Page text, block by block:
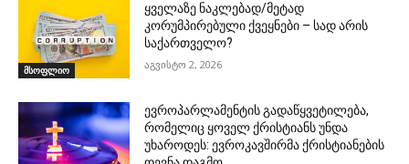
მსოფლიო
ყველაზე ნაკლებად/მეტად
კორუმპირებული ქვეყნები – სად არის
საქართველო?
აგვისტო 2, 2026
ევროპარლამენტის გადაწყვეტილება,
რომელიც ყოველ ქრისტიანს უნდა
უხაროდეს: ევროკავშირმა ქრისტიანების